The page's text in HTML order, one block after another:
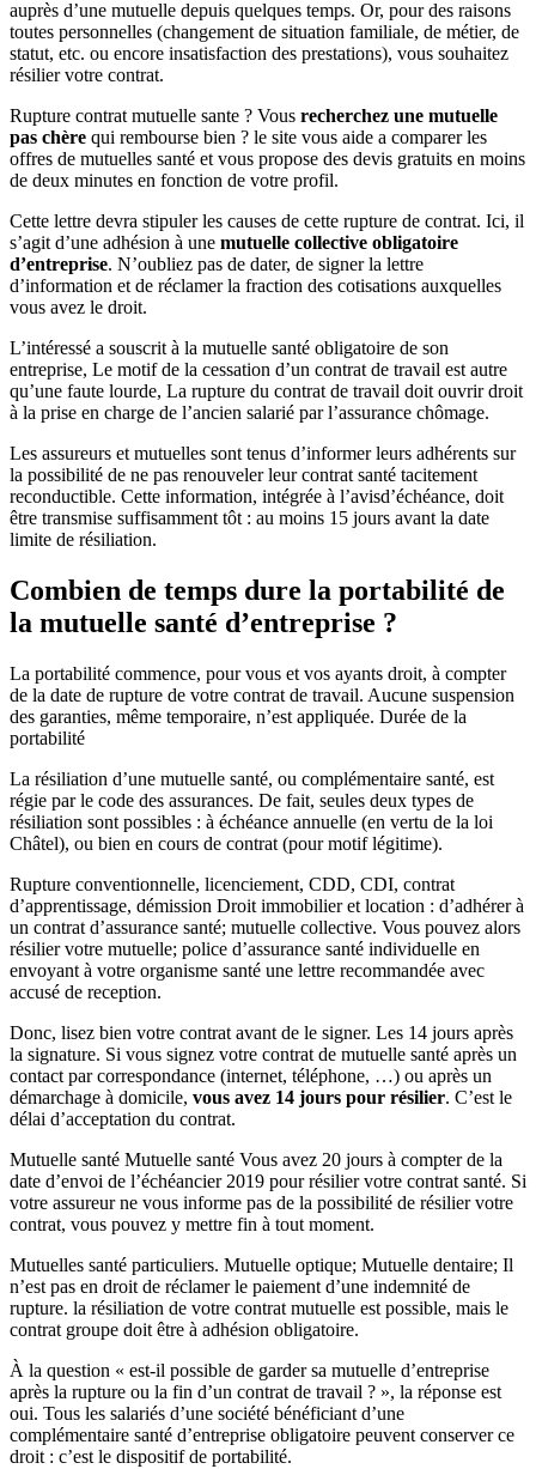
auprès d’une mutuelle depuis quelques temps. Or, pour des raisons
toutes personnelles (changement de situation familiale, de métier, de
statut, etc. ou encore insatisfaction des prestations), vous souhaitez
résilier votre contrat.
Rupture contrat mutuelle sante ? Vous recherchez une mutuelle
pas chère qui rembourse bien ? le site vous aide a comparer les
offres de mutuelles santé et vous propose des devis gratuits en moins
de deux minutes en fonction de votre profil.
Cette lettre devra stipuler les causes de cette rupture de contrat. Ici, il
s’agit d’une adhésion à une mutuelle collective obligatoire
d’entreprise. N’oubliez pas de dater, de signer la lettre
d’information et de réclamer la fraction des cotisations auxquelles
vous avez le droit.
L’intéressé a souscrit à la mutuelle santé obligatoire de son
entreprise, Le motif de la cessation d’un contrat de travail est autre
qu’une faute lourde, La rupture du contrat de travail doit ouvrir droit
à la prise en charge de l’ancien salarié par l’assurance chômage.
Les assureurs et mutuelles sont tenus d’informer leurs adhérents sur
la possibilité de ne pas renouveler leur contrat santé tacitement
reconductible. Cette information, intégrée à l’avisd’échéance, doit
être transmise suffisamment tôt : au moins 15 jours avant la date
limite de résiliation.
Combien de temps dure la portabilité de
la mutuelle santé d’entreprise ?
La portabilité commence, pour vous et vos ayants droit, à compter
de la date de rupture de votre contrat de travail. Aucune suspension
des garanties, même temporaire, n’est appliquée. Durée de la
portabilité
La résiliation d’une mutuelle santé, ou complémentaire santé, est
régie par le code des assurances. De fait, seules deux types de
résiliation sont possibles : à échéance annuelle (en vertu de la loi
Châtel), ou bien en cours de contrat (pour motif légitime).
Rupture conventionnelle, licenciement, CDD, CDI, contrat
d’apprentissage, démission Droit immobilier et location : d’adhérer à
un contrat d’assurance santé; mutuelle collective. Vous pouvez alors
résilier votre mutuelle; police d’assurance santé individuelle en
envoyant à votre organisme santé une lettre recommandée avec
accusé de reception.
Donc, lisez bien votre contrat avant de le signer. Les 14 jours après
la signature. Si vous signez votre contrat de mutuelle santé après un
contact par correspondance (internet, téléphone, …) ou après un
démarchage à domicile, vous avez 14 jours pour résilier. C’est le
délai d’acceptation du contrat.
Mutuelle santé Mutuelle santé Vous avez 20 jours à compter de la
date d’envoi de l’échéancier 2019 pour résilier votre contrat santé. Si
votre assureur ne vous informe pas de la possibilité de résilier votre
contrat, vous pouvez y mettre fin à tout moment.
Mutuelles santé particuliers. Mutuelle optique; Mutuelle dentaire; Il
n’est pas en droit de réclamer le paiement d’une indemnité de
rupture. la résiliation de votre contrat mutuelle est possible, mais le
contrat groupe doit être à adhésion obligatoire.
À la question « est-il possible de garder sa mutuelle d’entreprise
après la rupture ou la fin d’un contrat de travail ? », la réponse est
oui. Tous les salariés d’une société bénéficiant d’une
complémentaire santé d’entreprise obligatoire peuvent conserver ce
droit : c’est le dispositif de portabilité.